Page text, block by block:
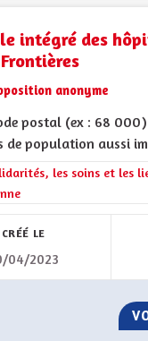
citoyenne
ALSACIEN (1/2)
RETRAITE LOCAL
intégré des
anonyme
postal (ex : 68
de population aussi
résultats de la
les soins et les
CRÉÉ LE
04/2023